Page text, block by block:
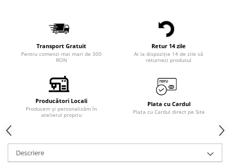
Transport Gratuit
Pentru comenzi mai mari de 300
RON
Retur 14 zile
Ai la dispoziție 14 de zile să
returnezi produsul
Producători Locali
Producem și personalizăm în
atelierul propriu
Plata cu Cardul
Plata cu Cardul direct pe Site
Descriere